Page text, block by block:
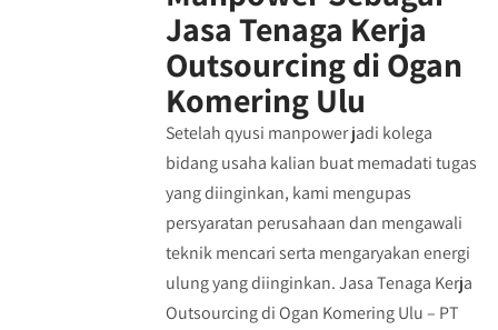
Jasa Tenaga Kerja
Outsourcing di Ogan
Komering Ulu
Setelah qyusi manpower jadi kolega
bidang usaha kalian buat memadati tugas
yang diinginkan, kami mengupas
persyaratan perusahaan dan mengawali
teknik mencari serta mengaryakan energi
ulung yang diinginkan. Jasa Tenaga Kerja
Outsourcing di Ogan Komering Ulu – PT